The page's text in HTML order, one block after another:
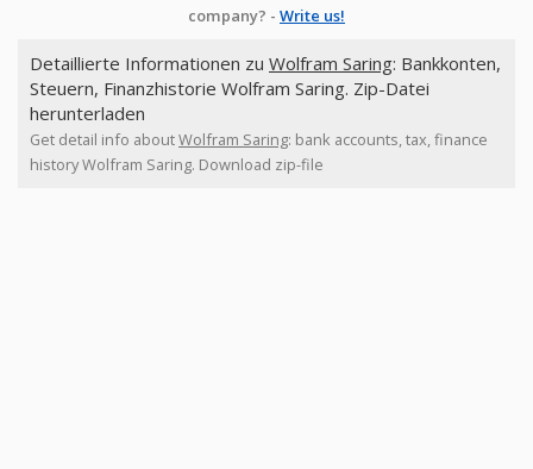
company? - Write us!
Detaillierte Informationen zu Wolfram Saring: Bankkonten,
Steuern, Finanzhistorie Wolfram Saring. Zip-Datei
herunterladen
Get detail info aboutWolfram Saring: bank accounts, tax, finance
history Wolfram Saring. Download zip-file